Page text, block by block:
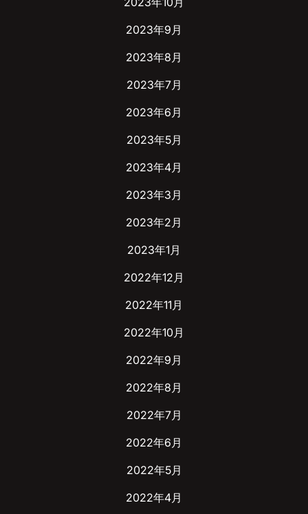
2023年9月
2023年8月
2023年7月
2023年6月
2023年5月
2023年4月
2023年3月
2023年2月
2023年1月
2022年12月
2022年11月
2022年10月
2022年9月
2022年8月
2022年7月
2022年6月
2022年5月
2022年4月